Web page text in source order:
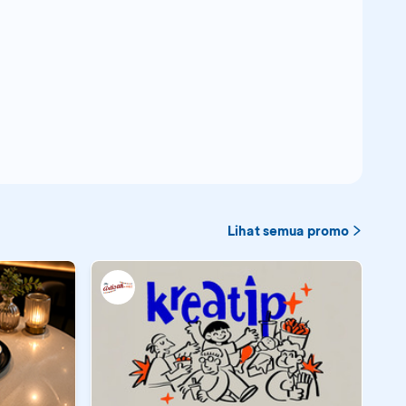
Lihat semua promo